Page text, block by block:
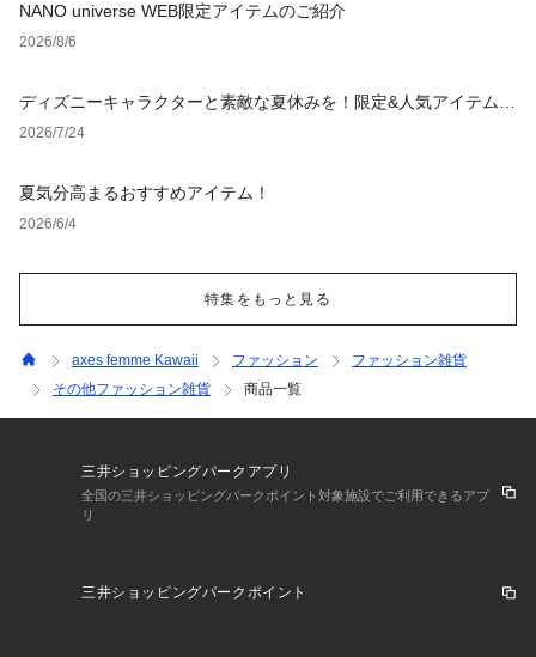
NANO universe WEB限定アイテムのご紹介
2026/8/6
ディズニーキャラクターと素敵な夏休みを！限定&人気アイテム特
集
2026/7/24
夏気分高まるおすすめアイテム！
2026/6/4
特集をもっと見る
axes femme Kawaii ファッション
ファッション雑貨
その他ファッション雑貨
商品一覧
三井ショッピングパークアプリ
全国の三井ショッピングパークポイント対象施設でご利用できるアプ
リ
三井ショッピングパークポイント